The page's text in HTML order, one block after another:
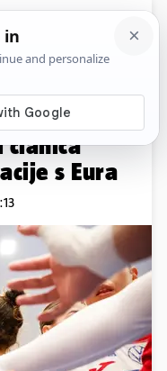
Komentari
SP:
članica
s Eura